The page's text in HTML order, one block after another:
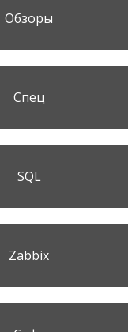
Обзоры
Спец
SQL
Zabbix